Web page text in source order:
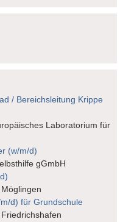
/ Bereichsleitung Krippe
Laboratorium für
(w/m/d)
gGmbH
d) für Grundschule